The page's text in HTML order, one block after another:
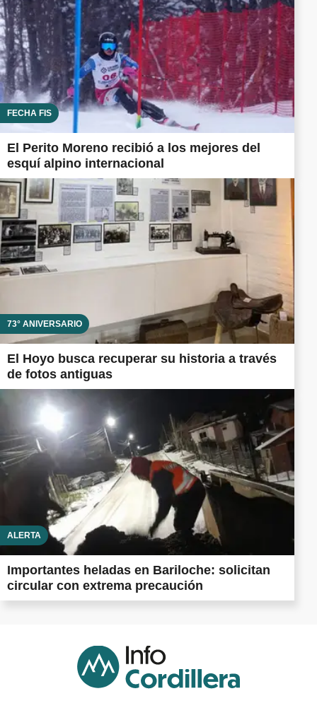
FECHA FIS
El Perito Moreno recibió a los mejores del
esquí alpino internacional
73° ANIVERSARIO
El Hoyo busca recuperar su historia a través
de fotos antiguas
ALERTA
Importantes heladas en Bariloche: solicitan
circular con extrema precaución